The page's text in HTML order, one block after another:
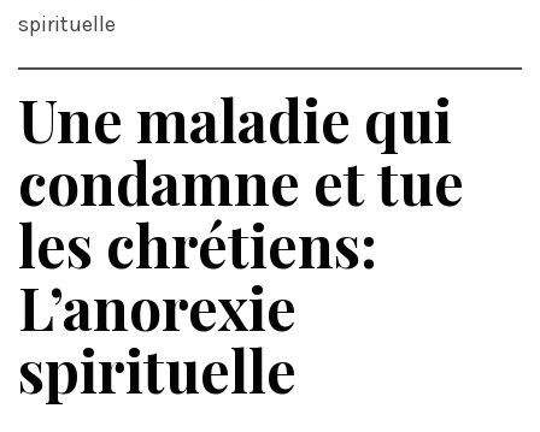
spirituelle
Une maladie qui
condamne et tue
les chrétiens:
L’anorexie
spirituelle